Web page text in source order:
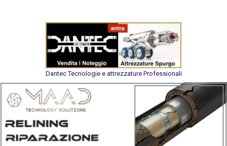
Dantec Tecnologie e attrezzature Professionali